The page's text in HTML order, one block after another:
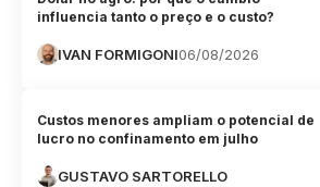
influencia tanto o preço e o custo?
IVAN FORMIGONI06/08/2026
Custos menores ampliam o potencial de
lucro no confinamento em julho
GUSTAVO SARTORELLO